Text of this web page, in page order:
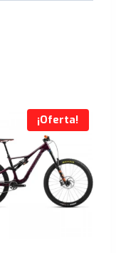
¡Oferta!